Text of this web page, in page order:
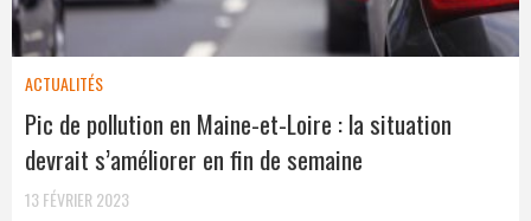
ACTUALITÉS
Pic de pollution en Maine-et-Loire : la situation
devrait s’améliorer en fin de semaine
13 FÉVRIER 2023